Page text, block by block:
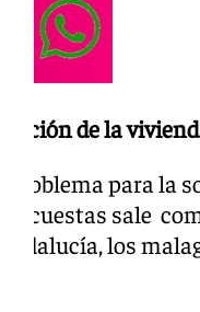
de la
problema para la
encuestas sale
los